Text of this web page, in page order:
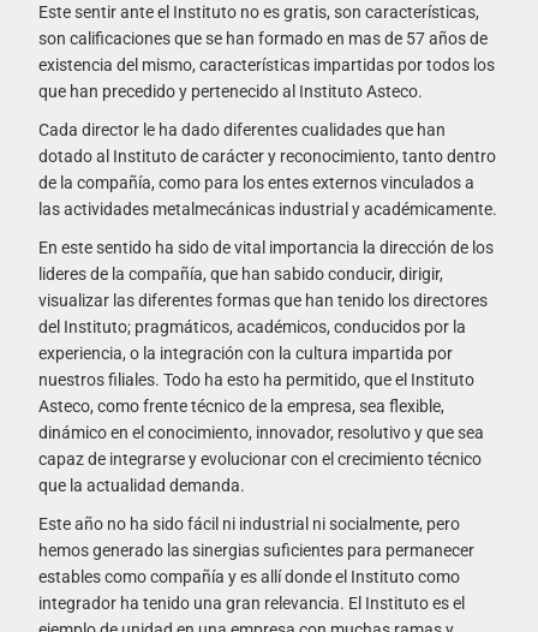
Este sentir ante el Instituto no es gratis, son características,
son calificaciones que se han formado en mas de 57 años de
existencia del mismo, características impartidas por todos los
que han precedido y pertenecido al Instituto Asteco.
Cada director le ha dado diferentes cualidades que han
dotado al Instituto de carácter y reconocimiento, tanto dentro
de la compañía, como para los entes externos vinculados a
las actividades metalmecánicas industrial y académicamente.
En este sentido ha sido de vital importancia la dirección de los
lideres de la compañía, que han sabido conducir, dirigir,
visualizar las diferentes formas que han tenido los directores
del Instituto; pragmáticos, académicos, conducidos por la
experiencia, o la integración con la cultura impartida por
nuestros filiales. Todo ha esto ha permitido, que el Instituto
Asteco, como frente técnico de la empresa, sea flexible,
dinámico en el conocimiento, innovador, resolutivo y que sea
capaz de integrarse y evolucionar con el crecimiento técnico
que la actualidad demanda.
Este año no ha sido fácil ni industrial ni socialmente, pero
hemos generado las sinergias suficientes para permanecer
estables como compañía y es allí donde el Instituto como
integrador ha tenido una gran relevancia. El Instituto es el